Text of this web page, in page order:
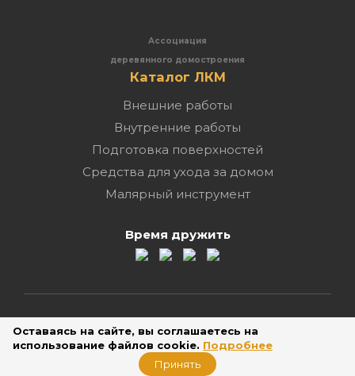
Ассоциация
деревянного домостроения
Каталог ЛКМ
Внешние работы
Внутренние работы
Подготовка поверхностей
Средства для ухода за домом
Малярный инструмент
Время дружить
2026 ©
Оставаясь на сайте, вы соглашаетесь на
использование файлов cookie. Подробнее
Принять